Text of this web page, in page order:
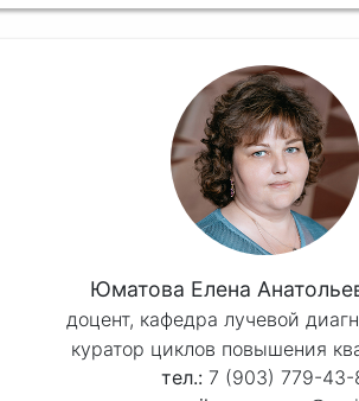
Юматова Елена
доцент, кафедра лучевой
куратор циклов повышения
7 (903) 779-43-